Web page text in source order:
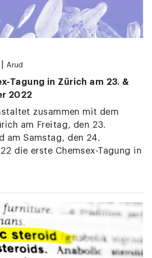
Arud
Tagung in Zürich am 23. &
2022
zusammen mit dem
am Freitag, den 23.
am Samstag, den 24.
die erste Chemsex-Tagung in